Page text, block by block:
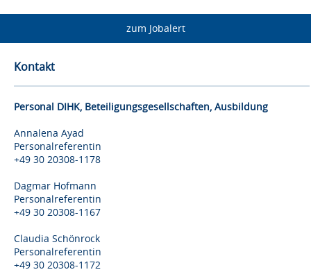
zum Jobalert
Kontakt
Personal DIHK, Beteiligungsgesellschaften, Ausbildung
Annalena Ayad
Personalreferentin
+49 30 20308-1178
Dagmar Hofmann
Personalreferentin
+49 30 20308-1167
Claudia Schönrock
Personalreferentin
+49 30 20308-1172